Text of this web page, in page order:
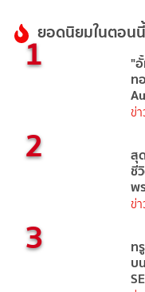
ยอดนิยมในตอนนี้
1 "
ท
ข่
2 สุ
ชี
พ
ข่
3 ท
บ